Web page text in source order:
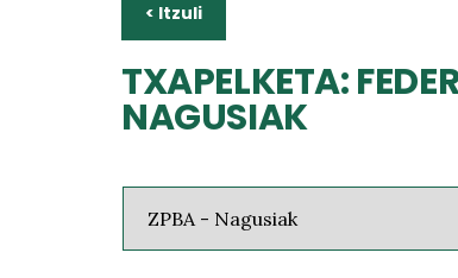
< Itzuli
TXAPELKETA:
NAGUSIAK